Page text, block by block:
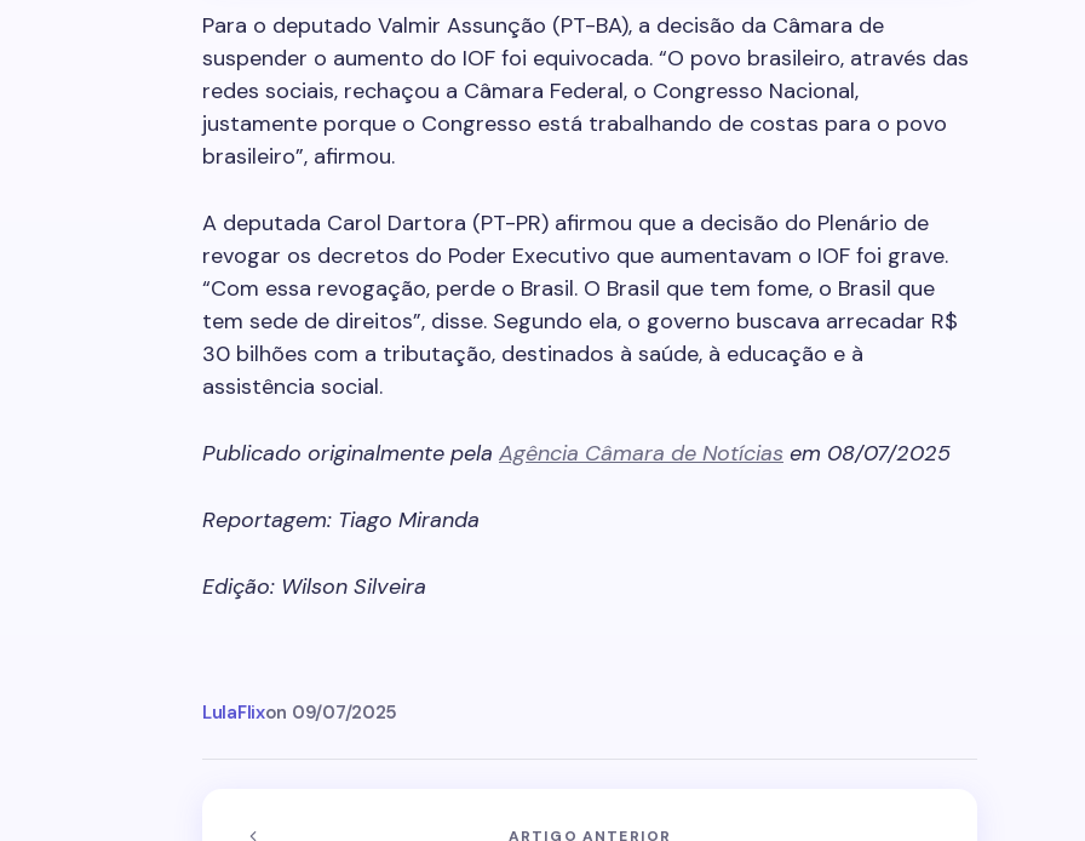
Para o deputado Valmir Assunção (PT-BA), a decisão da Câmara de
suspender o aumento do IOF foi equivocada. “O povo brasileiro, através das
redes sociais, rechaçou a Câmara Federal, o Congresso Nacional,
justamente porque o Congresso está trabalhando de costas para o povo
brasileiro”, afirmou.
A deputada Carol Dartora (PT-PR) afirmou que a decisão do Plenário de
revogar os decretos do Poder Executivo que aumentavam o IOF foi grave.
“Com essa revogação, perde o Brasil. O Brasil que tem fome, o Brasil que
tem sede de direitos”, disse. Segundo ela, o governo buscava arrecadar R$
30 bilhões com a tributação, destinados à saúde, à educação e à
assistência social.
Publicado originalmente pela Agência Câmara de Notícias em 08/07/2025
Reportagem: Tiago Miranda
Edição: Wilson Silveira
LulaFlixon 09/07/2025
ARTIGO ANTERIOR